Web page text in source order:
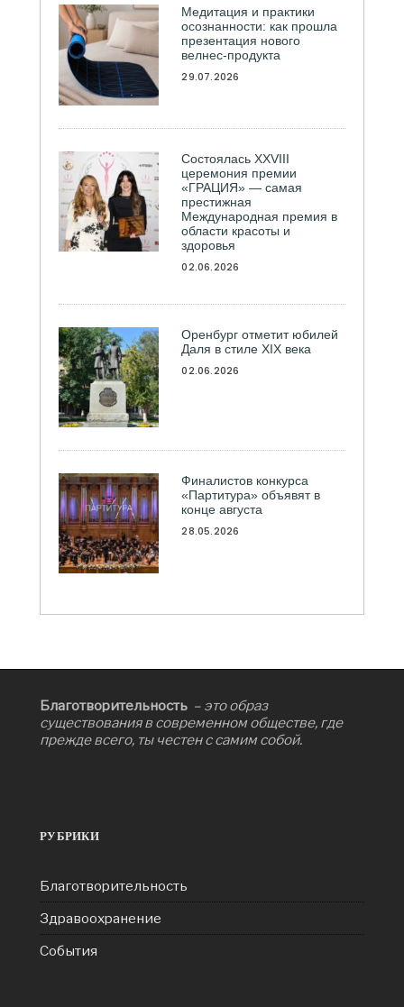
Медитация и практики
осознанности: как прошла
презентация нового
велнес-продукта
29.07.2026
Состоялась ХXVIII
церемония премии
«ГРАЦИЯ» — самая
престижная
Международная премия в
области красоты и
здоровья
02.06.2026
Оренбург отметит юбилей
Даля в стиле XIX века
02.06.2026
Финалистов конкурса
«Партитура» объявят в
конце августа
28.05.2026
Благотворительность – это образ
существования в современном обществе, где
прежде всего, ты честен с самим собой.
РУБРИКИ
Благотворительность
Здравоохранение
События